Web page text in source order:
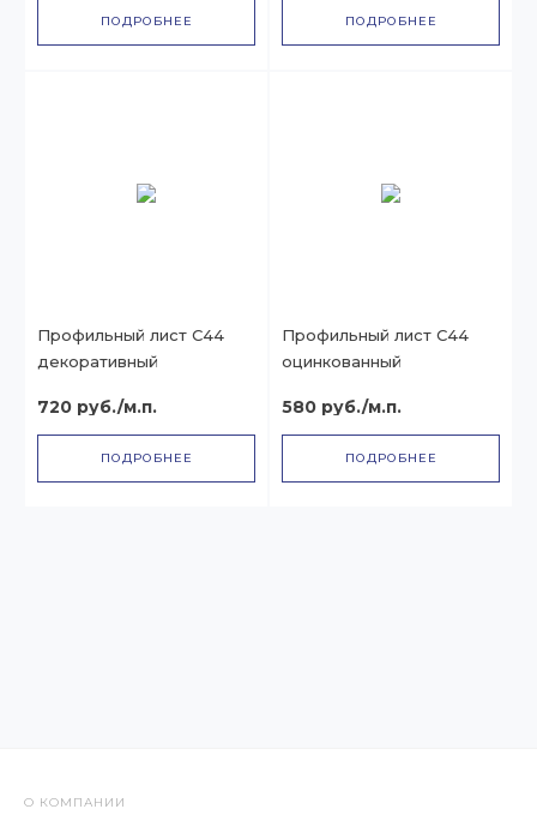
ПОДРОБНЕЕ ПОДРОБНЕЕ
Профильный лист С44
декоративный
720 руб./м.п.
ПОДРОБНЕЕ
Профильный лист С44
оцинкованный
580 руб./м.п.
ПОДРОБНЕЕ
О КОМПАНИИ